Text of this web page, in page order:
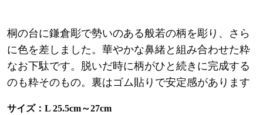
桐の台に鎌倉彫で勢いのある般若の柄を彫り、さら
に色を差しました。華やかな鼻緒と組み合わせた粋
なお下駄です。脱いだ時に柄がひと続きに完成する
のも粋そのもの。 裏はゴム貼りで安定感があります
サイズ：L 25.5cm～27cm